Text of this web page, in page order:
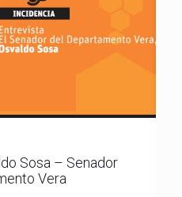
Sosa – Senador
Vera